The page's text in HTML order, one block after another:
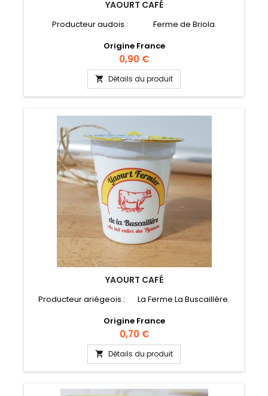
YAOURT CAFÉ
Producteur audois : Ferme de Briola.
Origine France
Prix
0,90 €
 Détails du produit
YAOURT CAFÉ
Producteur ariégeois : La Ferme La Buscaillère.
Origine France
Prix
0,70 €
 Détails du produit